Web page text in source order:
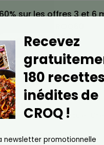
sur les offres 3 et 6
VOIR LA PROMO
Bien-Être
En Pleine Canicule : Une
Recevez
180 recettes
inédites de
CROQ !
newsletter promotionnelle